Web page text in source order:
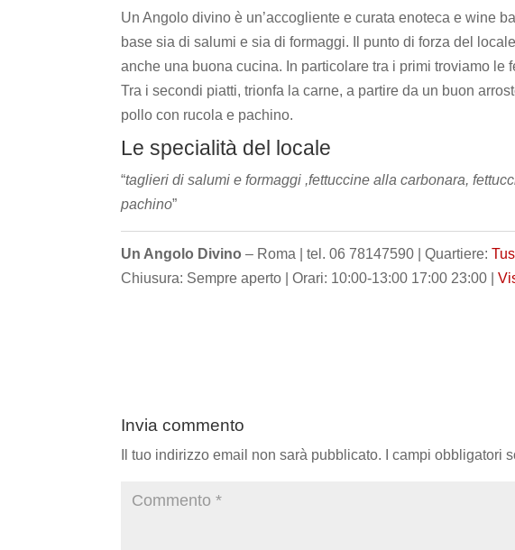
Un Angolo divino è un’accogliente e curata enoteca e wine
base sia di salumi e sia di formaggi. Il punto di forza del
anche una buona cucina. In particolare tra i primi troviamo
Tra i secondi piatti, trionfa la carne, a partire da un buon
pollo con rucola e pachino.
Le specialità del locale
“taglieri di salumi e formaggi ,fettuccine alla carbonara,
pachino”
Un Angolo Divino – Roma | tel. 06 78147590 | Quartiere:
Chiusura: Sempre aperto | Orari: 10:00-13:00 17:00 23:00 |
Invia commento
Il tuo indirizzo email non sarà pubblicato. I campi obbligatori